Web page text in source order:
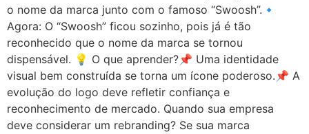
o nome da marca junto com o famoso “Swoosh”.🔹
Agora: O “Swoosh” ficou sozinho, pois já é tão
reconhecido que o nome da marca se tornou
dispensável. 💡 O que aprender?📌 Uma identidade
visual bem construída se torna um ícone poderoso.📌 A
evolução do logo deve refletir confiança e
reconhecimento de mercado. Quando sua empresa
deve considerar um rebranding? Se sua marca